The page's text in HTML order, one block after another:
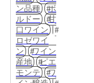
ン品種
ボ
ルドー
甘
口ワイン
ロゼワイ
ン
ワイン
産地
ピエ
モンテ
ワ